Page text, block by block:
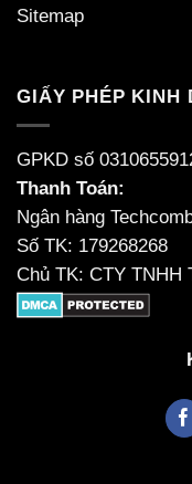
Sitemap
GIẤY PHÉP KINH
GPKD số
Thanh Toán:
Ngân hàng
Số TK: 179268268
Chủ TK: CTY TNHH